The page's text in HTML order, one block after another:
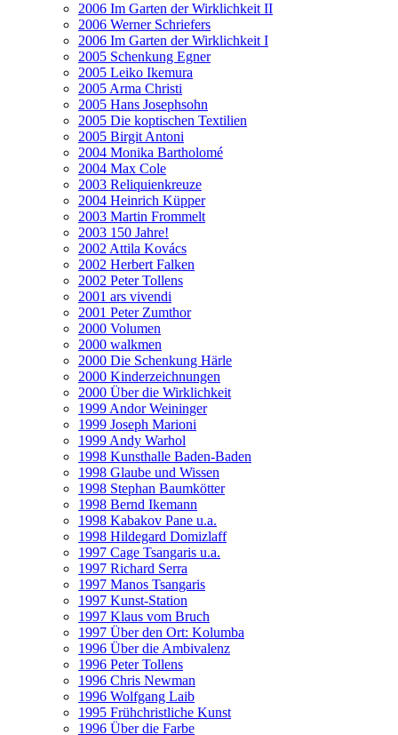
2006 Im Garten der Wirklichkeit II
2006 Werner Schriefers
2006 Im Garten der Wirklichkeit I
2005 Schenkung Egner
2005 Leiko Ikemura
2005 Arma Christi
2005 Hans Josephsohn
2005 Die koptischen Textilien
2005 Birgit Antoni
2004 Monika Bartholomé
2004 Max Cole
2003 Reliquienkreuze
2004 Heinrich Küpper
2003 Martin Frommelt
2003 150 Jahre!
2002 Attila Kovács
2002 Herbert Falken
2002 Peter Tollens
2001 ars vivendi
2001 Peter Zumthor
2000 Volumen
2000 walkmen
2000 Die Schenkung Härle
2000 Kinderzeichnungen
2000 Über die Wirklichkeit
1999 Andor Weininger
1999 Joseph Marioni
1999 Andy Warhol
1998 Kunsthalle Baden-Baden
1998 Glaube und Wissen
1998 Stephan Baumkötter
1998 Bernd Ikemann
1998 Kabakov Pane u.a.
1998 Hildegard Domizlaff
1997 Cage Tsangaris u.a.
1997 Richard Serra
1997 Manos Tsangaris
1997 Kunst-Station
1997 Klaus vom Bruch
1997 Über den Ort: Kolumba
1996 Über die Ambivalenz
1996 Peter Tollens
1996 Chris Newman
1996 Wolfgang Laib
1995 Frühchristliche Kunst
1996 Über die Farbe